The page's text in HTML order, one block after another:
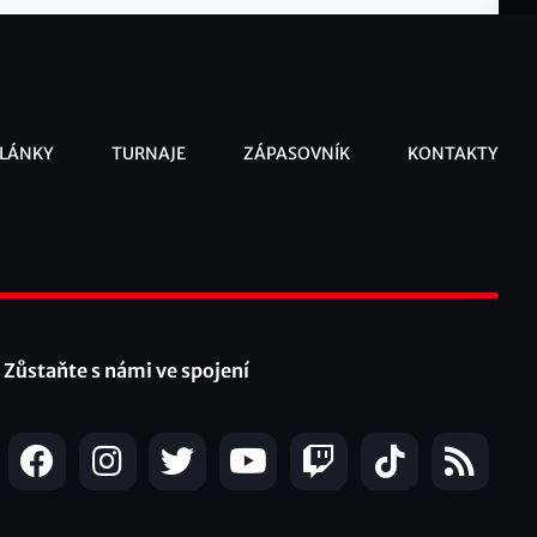
TURNAJE ZÁPASOVNÍK KONTAKTY
Zůstaňte s námi ve spojení